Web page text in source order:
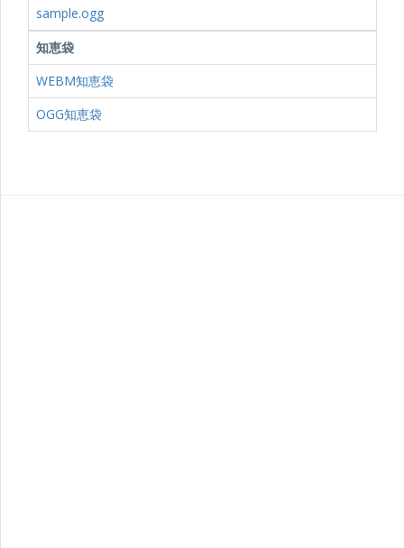
sample.ogg
知恵袋
WEBM知恵袋
OGG知恵袋